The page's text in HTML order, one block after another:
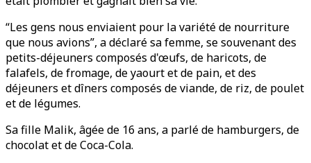
“Les gens nous enviaient pour la variété de nourriture
que nous avions”, a déclaré sa femme, se souvenant des
petits-déjeuners composés d'œufs, de haricots, de
falafels, de fromage, de yaourt et de pain, et des
déjeuners et dîners composés de viande, de riz, de poulet
et de légumes.
Sa fille Malik, âgée de 16 ans, a parlé de hamburgers, de
chocolat et de Coca-Cola.